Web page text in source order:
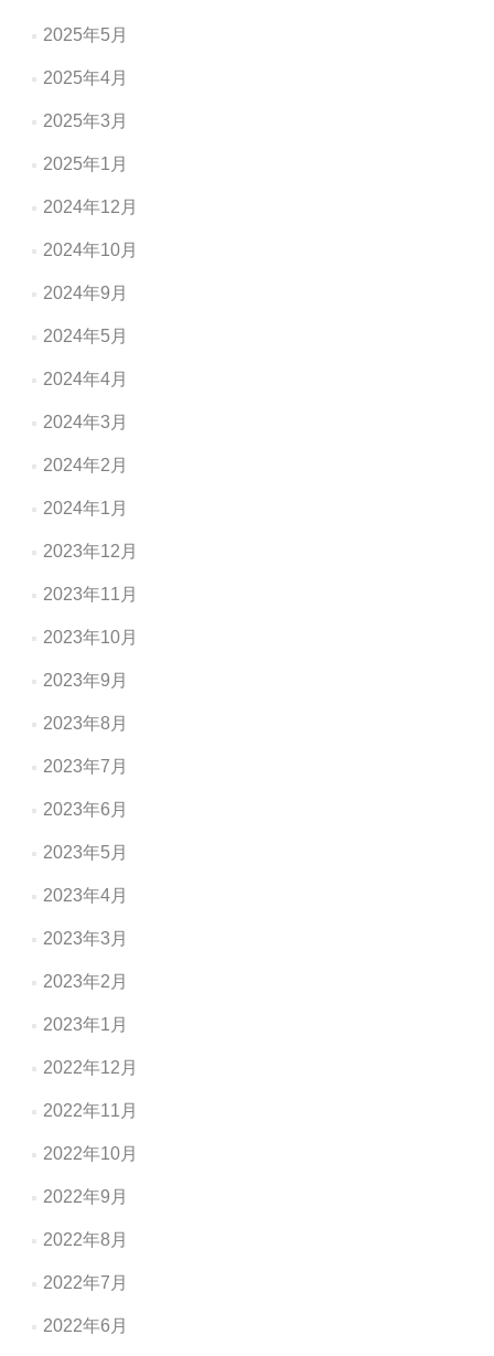
2025年5月
2025年4月
2025年3月
2025年1月
2024年12月
2024年10月
2024年9月
2024年5月
2024年4月
2024年3月
2024年2月
2024年1月
2023年12月
2023年11月
2023年10月
2023年9月
2023年8月
2023年7月
2023年6月
2023年5月
2023年4月
2023年3月
2023年2月
2023年1月
2022年12月
2022年11月
2022年10月
2022年9月
2022年8月
2022年7月
2022年6月